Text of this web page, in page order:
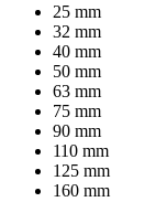
25 mm
32 mm
40 mm
50 mm
63 mm
75 mm
90 mm
110 mm
125 mm
160 mm